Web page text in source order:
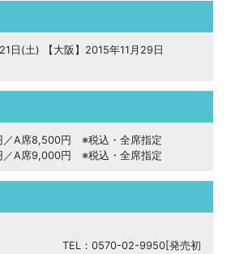
日(土) 【大阪】2015年11月29日
／A席8,500円 ※税込・全席指定
／A席9,000円 ※税込・全席指定
TEL：0570-02-9950[発売初